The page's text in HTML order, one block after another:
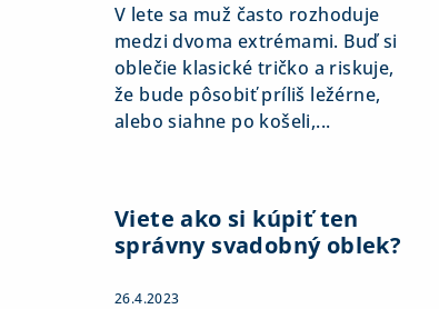
V lete sa muž často rozhoduje
medzi dvoma extrémami. Buď si
oblečie klasické tričko a riskuje,
že bude pôsobiť príliš ležérne,
alebo siahne po košeli,...
Viete ako si kúpiť ten
správny svadobný oblek?
26.4.2023